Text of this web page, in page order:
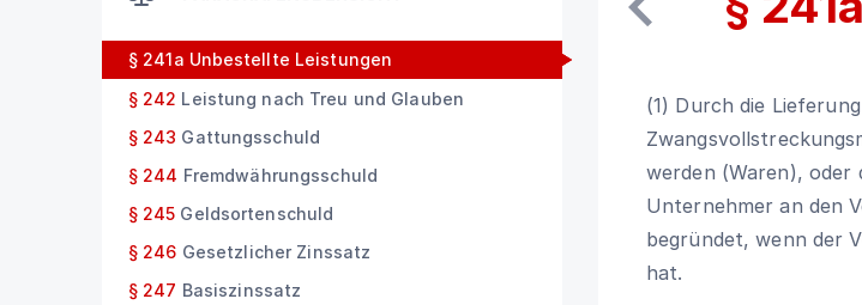
§ 241a Unbestellte Leistungen
§ 242 Leistung nach Treu und Glauben
§ 243 Gattungsschuld
§ 244 Fremdwährungsschuld
§ 245 Geldsortenschuld
§ 246 Gesetzlicher Zinssatz
§ 247 Basiszinssatz
(1) Durch die
werden (Waren), oder
Unternehmer an den
begründet, wenn der
hat.